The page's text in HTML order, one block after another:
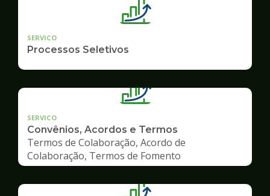
SERVICO
Processos Seletivos
SERVICO
Convênios, Acordos e Termos
Termos de Colaboração, Acordo de
Colaboração, Termos de Fomento